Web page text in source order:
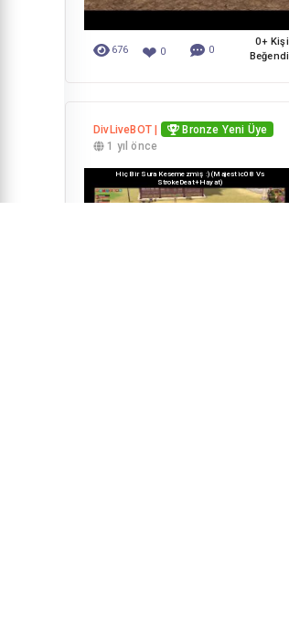
676 ❤ 0 0
0+ Kişi
Beğendi
DivLiveBOT |
Bronze Yeni Üye
1 yıl önce
HiçBir Sura Kesemezmiş :) (Majestic08 Vs
StrokeDeat+hayat)